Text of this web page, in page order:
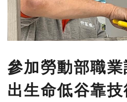
參加勞動部職
出生命低谷靠